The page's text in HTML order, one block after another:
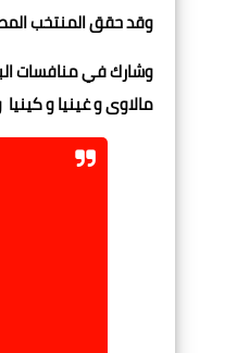
وقد حقق المنتخب
مالاوى و غينيا و